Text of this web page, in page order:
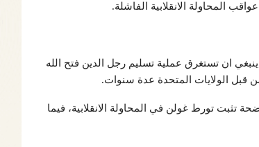
المحاولة الانقلابية الفاشلة.
ان تستغرق عملية تسليم رجل الدين فتح الله
من قبل الولايات المتحدة عدة سنوات.
تثبت تورط غولن في المحاولة الانقلابية، فيما